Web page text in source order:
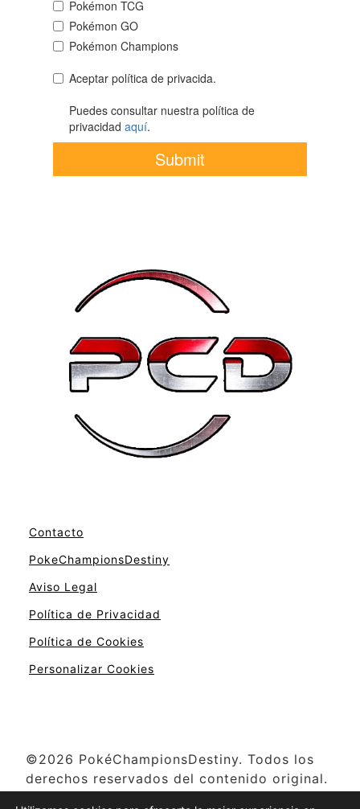
Contacto
PokeChampionsDestiny
Aviso Legal
Política de Privacidad
Política de Cookies
Personalizar Cookies
©2026 PokéChampionsDestiny. Todos los
derechos reservados del contenido original.